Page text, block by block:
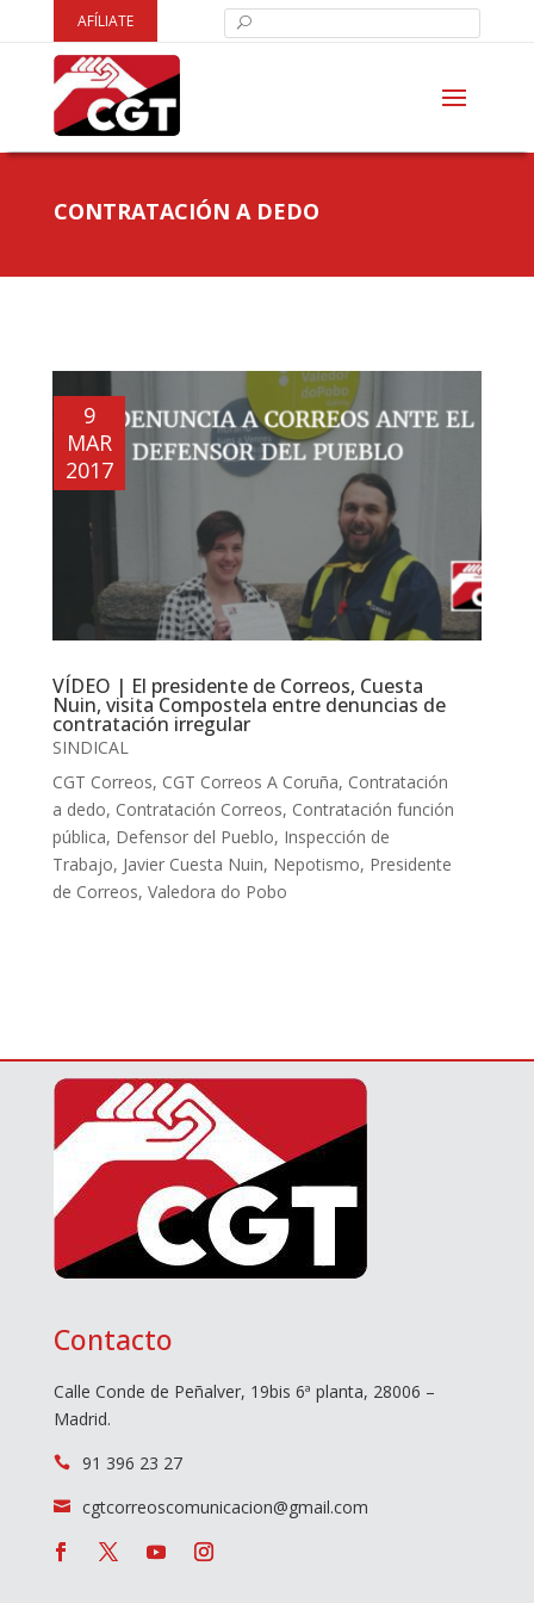
AFÍLIATE
CONTRATACIÓN A DEDO
VÍDEO | El presidente de Correos, Cuesta
Nuin, visita Compostela entre denuncias de
contratación irregular
9
MAR
2017
SINDICAL
CGT Correos, CGT Correos A Coruña, Contratación
a dedo, Contratación Correos, Contratación función
pública, Defensor del Pueblo, Inspección de
Trabajo, Javier Cuesta Nuin, Nepotismo, Presidente
de Correos, Valedora do Pobo
Contacto
Calle Conde de Peñalver, 19bis 6ª planta, 28006 –
Madrid.
 91 396 23 27
 cgtcorreoscomunicacion@gmail.com